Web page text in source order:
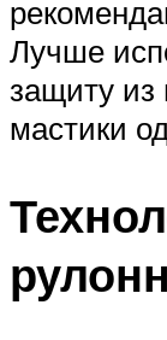
Лучше
защиту из
мастики